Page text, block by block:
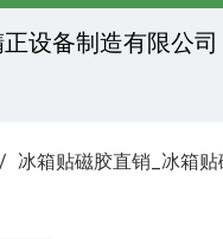
设备制造有限公司
冰箱贴磁胶直销_冰箱